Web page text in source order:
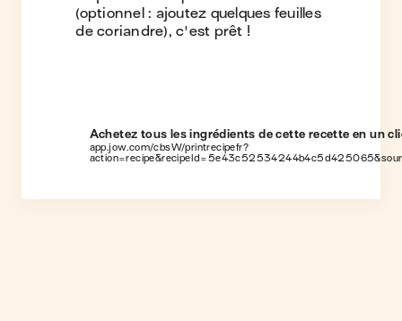
(optionnel : ajoutez quelques feuilles
de coriandre), c'est prêt !
Achetez tous les ingrédients de cette recette en un
app.jow.com/cbsW/printrecipefr?